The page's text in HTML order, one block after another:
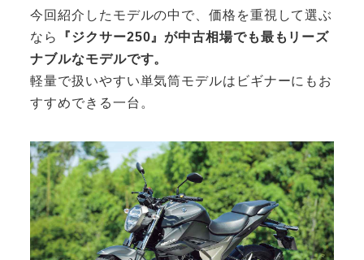
今回紹介したモデルの中で、価格を重視して選ぶ
なら
『ジクサー250』が中古相場でも最もリーズ
ナブルなモデルです。
軽量で扱いやすい単気筒モデルはビギナーにもお
すすめできる一台。